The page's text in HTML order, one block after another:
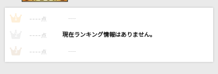
[生音]奇跡の地球
青い春
SUPER BEAVER
1 ---- 点 ----
---- 点 ----
3 ---- 点 ----